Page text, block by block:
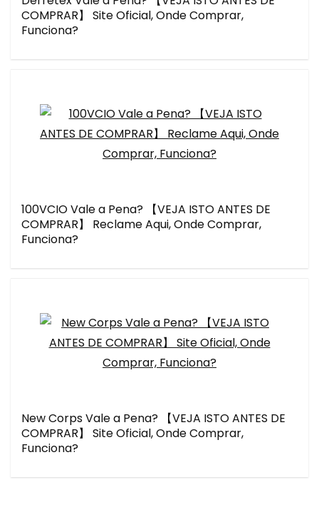
COMPRAR】 Site Oficial, Onde Comprar,
Funciona?
100VCIO Vale a Pena? 【VEJA ISTO ANTES DE
COMPRAR】 Reclame Aqui, Onde Comprar,
Funciona?
New Corps Vale a Pena? 【VEJA ISTO ANTES DE
COMPRAR】 Site Oficial, Onde Comprar,
Funciona?